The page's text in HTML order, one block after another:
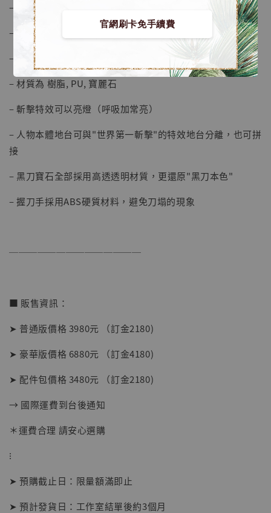
官網刷卡免手續費
【店內現貨】海賊王 系列蒐藏雕像 布魯克達
摩 [7STARS Studio]
NT$ 1,500
NT$ 1,870
- +
【現貨】BJSTUDIO 1/6系列可動蒐藏人偶 讓
子彈飛 鵝城縣長 張麻子 [BK01]
– 普通版尺寸約 高22 寬36 深15 cm
– 豪華版尺寸約 高31 寬48 深38 cm
– 配件包尺寸約 高31 寬42 深18 cm
– 材質為 樹脂, PU, 寶麗石
– 斬擊特效可以亮燈（呼吸加常亮）
– 人物本體地台可與"世界第一斬擊"的特效地台分離，也可拼
接
– 黑刀寶石全部採用高透透明材質，更還原"黑刀本色"
– 握刀手採用ABS硬質材料，避免刀塌的現象
──────────────
■ 販售資訊：
➤ 普通版價格 3980元 （訂金2180)
➤ 豪華版價格 6880元 （訂金4180)
➤ 配件包價格 3480元 （訂金2180)
→ 國際運費到台後通知
＊運費合理 請安心選購
⁝
➤ 預購截止日：限量額滿即止
➤ 預計發貨日：工作室結單後約3個月